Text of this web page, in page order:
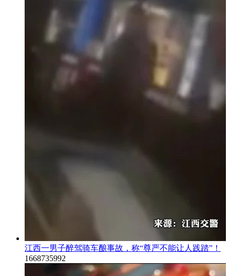
江西一男子醉驾骑车酿事故，称“尊严不能让人践踏”！
1668735992